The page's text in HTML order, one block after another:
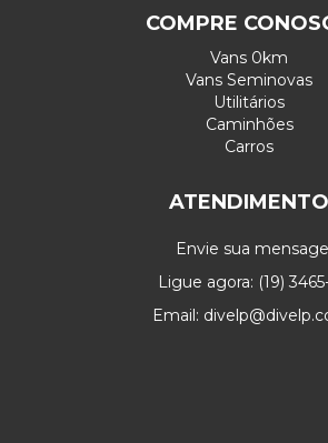
COMPRE
Vans 0km
Vans Seminovas
Utilitários
Caminhões
Carros
ATENDIMENTO
Envie sua
Ligue agora: (19)
Email: